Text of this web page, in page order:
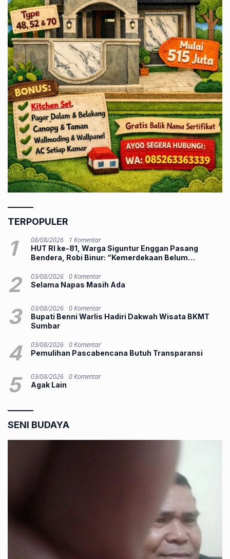
TERPOPULER
1 08/08/2026
1 Komentar
HUT RI ke-81, Warga Siguntur Enggan Pasang
Bendera, Robi Binur: “Kemerdekaan Belum
2 03/08/2026 0 Komentar
Selama Napas Masih Ada
3 03/08/2026 0 Komentar
Bupati Benni Warlis Hadiri Dakwah Wisata BKMT
Sumbar
4 03/08/2026 0 Komentar
Pemulihan Pascabencana Butuh Transparansi
5 03/08/2026 0 Komentar
Agak Lain
SENI BUDAYA